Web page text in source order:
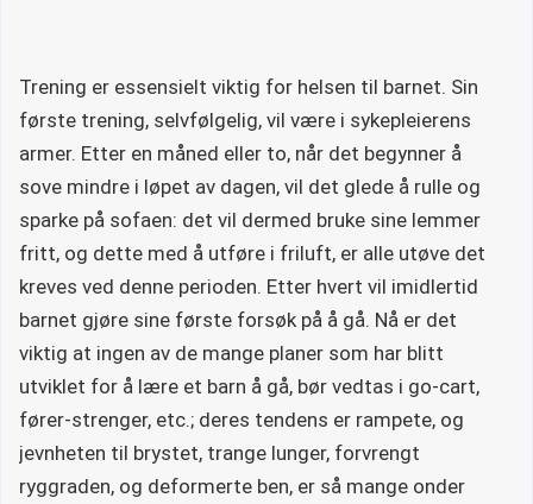
Trening er essensielt viktig for helsen til barnet. Sin
første trening, selvfølgelig, vil være i sykepleierens
armer. Etter en måned eller to, når det begynner å
sove mindre i løpet av dagen, vil det glede å rulle og
sparke på sofaen: det vil dermed bruke sine lemmer
fritt, og dette med å utføre i friluft, er alle utøve det
kreves ved denne perioden. Etter hvert vil imidlertid
barnet gjøre sine første forsøk på å gå. Nå er det
viktig at ingen av de mange planer som har blitt
utviklet for å lære et barn å gå, bør vedtas i go-cart,
fører-strenger, etc.; deres tendens er rampete, og
jevnheten til brystet, trange lunger, forvrengt
ryggraden, og deformerte ben, er så mange onder